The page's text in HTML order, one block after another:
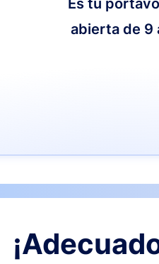
Es tu
abierta de 9